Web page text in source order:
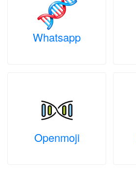
Whatsapp
Openmoji